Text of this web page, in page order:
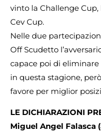
vinto la Challenge
Cev Cup.
Nelle due
Off Scudetto
capace poi di
in questa stagione,
favore per miglior
LE DICHIARAZIONI
Miguel Angel Falasca